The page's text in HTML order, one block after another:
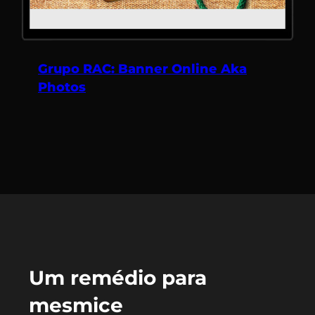
Grupo RAC: Banner Online Aka
Photos
Um remédio para
mesmice